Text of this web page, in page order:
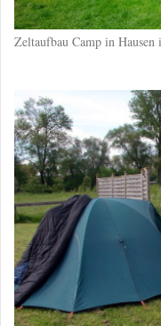
Zeltaufbau Camp in